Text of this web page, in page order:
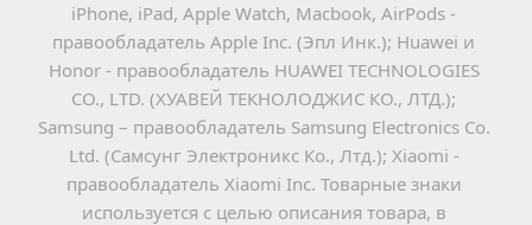
iPhone, iPad, Apple Watch, Macbook, AirPods -
правообладатель Apple Inc. (Эпл Инк.); Huawei и
Honor - правообладатель HUAWEI TECHNOLOGIES
CO., LTD. (ХУАВЕЙ ТЕКНОЛОДЖИС КО., ЛТД.);
Samsung – правообладатель Samsung Electronics Co.
Ltd. (Самсунг Электроникс Ко., Лтд.); Xiaomi -
правообладатель Xiaomi Inc. Товарные знаки
используется с целью описания товара, в